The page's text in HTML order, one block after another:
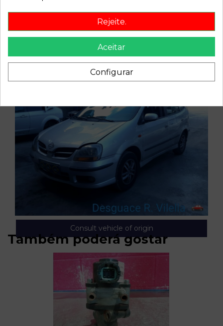
Consult vehicle of origin
Também poderá gostar
Rejeite.
Aceitar
Configurar